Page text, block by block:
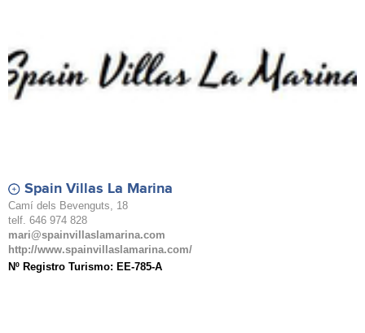
Spain Villas La Marina
Camí dels Bevenguts, 18
telf. 646 974 828
mari@spainvillaslamarina.com
http://www.spainvillaslamarina.com/
Nº Registro Turismo: EE-785-A